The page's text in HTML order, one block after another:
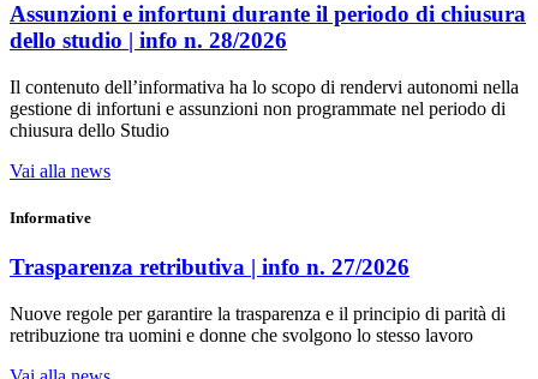
Assunzioni e infortuni durante il periodo di chiusura
dello studio | info n. 28/2026
Il contenuto dell’informativa ha lo scopo di rendervi autonomi nella
gestione di infortuni e assunzioni non programmate nel periodo di
chiusura dello Studio
Vai alla news
Informative
Trasparenza retributiva | info n. 27/2026
Nuove regole per garantire la trasparenza e il principio di parità di
retribuzione tra uomini e donne che svolgono lo stesso lavoro